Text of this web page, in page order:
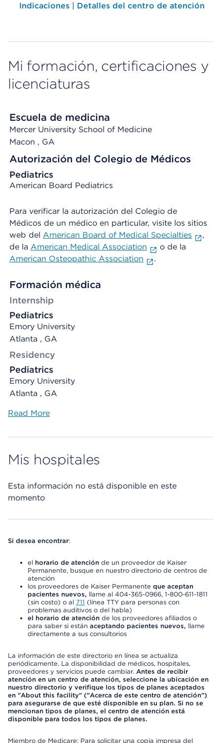
Indicaciones | Detalles del centro de atención
Mi formación, certificaciones y
licenciaturas
Escuela de medicina
Mercer University School of Medicine
Macon , GA
Autorización del Colegio de Médicos
Pediatrics
American Board Pediatrics
Para verificar la autorización del Colegio de
Médicos de un médico en particular, visite los sitios
web del American Board of Medical Specialties
,
de la American Medical Association
o de la
American Osteopathic Association
.
Formación médica
Internship
Pediatrics
Emory University
Atlanta , GA
Residency
Pediatrics
Emory University
Atlanta , GA
Read More
Mis hospitales
Esta información no está disponible en este
momento
Si desea encontrar:
el horario de atención de un proveedor de Kaiser
Permanente, busque en nuestro directorio de centros de
atención
los proveedores de Kaiser Permanente que aceptan
pacientes nuevos, llame al 404-365-0966, 1-800-611-1811
(sin costo) o al 711 (línea TTY para personas con
problemas auditivos o del habla)
el horario de atención de los proveedores afiliados o
para saber si están aceptando pacientes nuevos, llame
directamente a sus consultorios
La información de este directorio en línea se actualiza
periódicamente. La disponibilidad de médicos, hospitales,
proveedores y servicios puede cambiar. Antes de recibir
atención en un centro de atención, seleccione la ubicación en
nuestro directorio y verifique los tipos de planes aceptados
en "About this facility" ("Acerca de este centro de atención")
para asegurarse de que esté disponible en su plan. Si no se
mencionan tipos de planes, el centro de atención está
disponible para todos los tipos de planes.
Miembro de Medicare: Para solicitar una copia impresa del